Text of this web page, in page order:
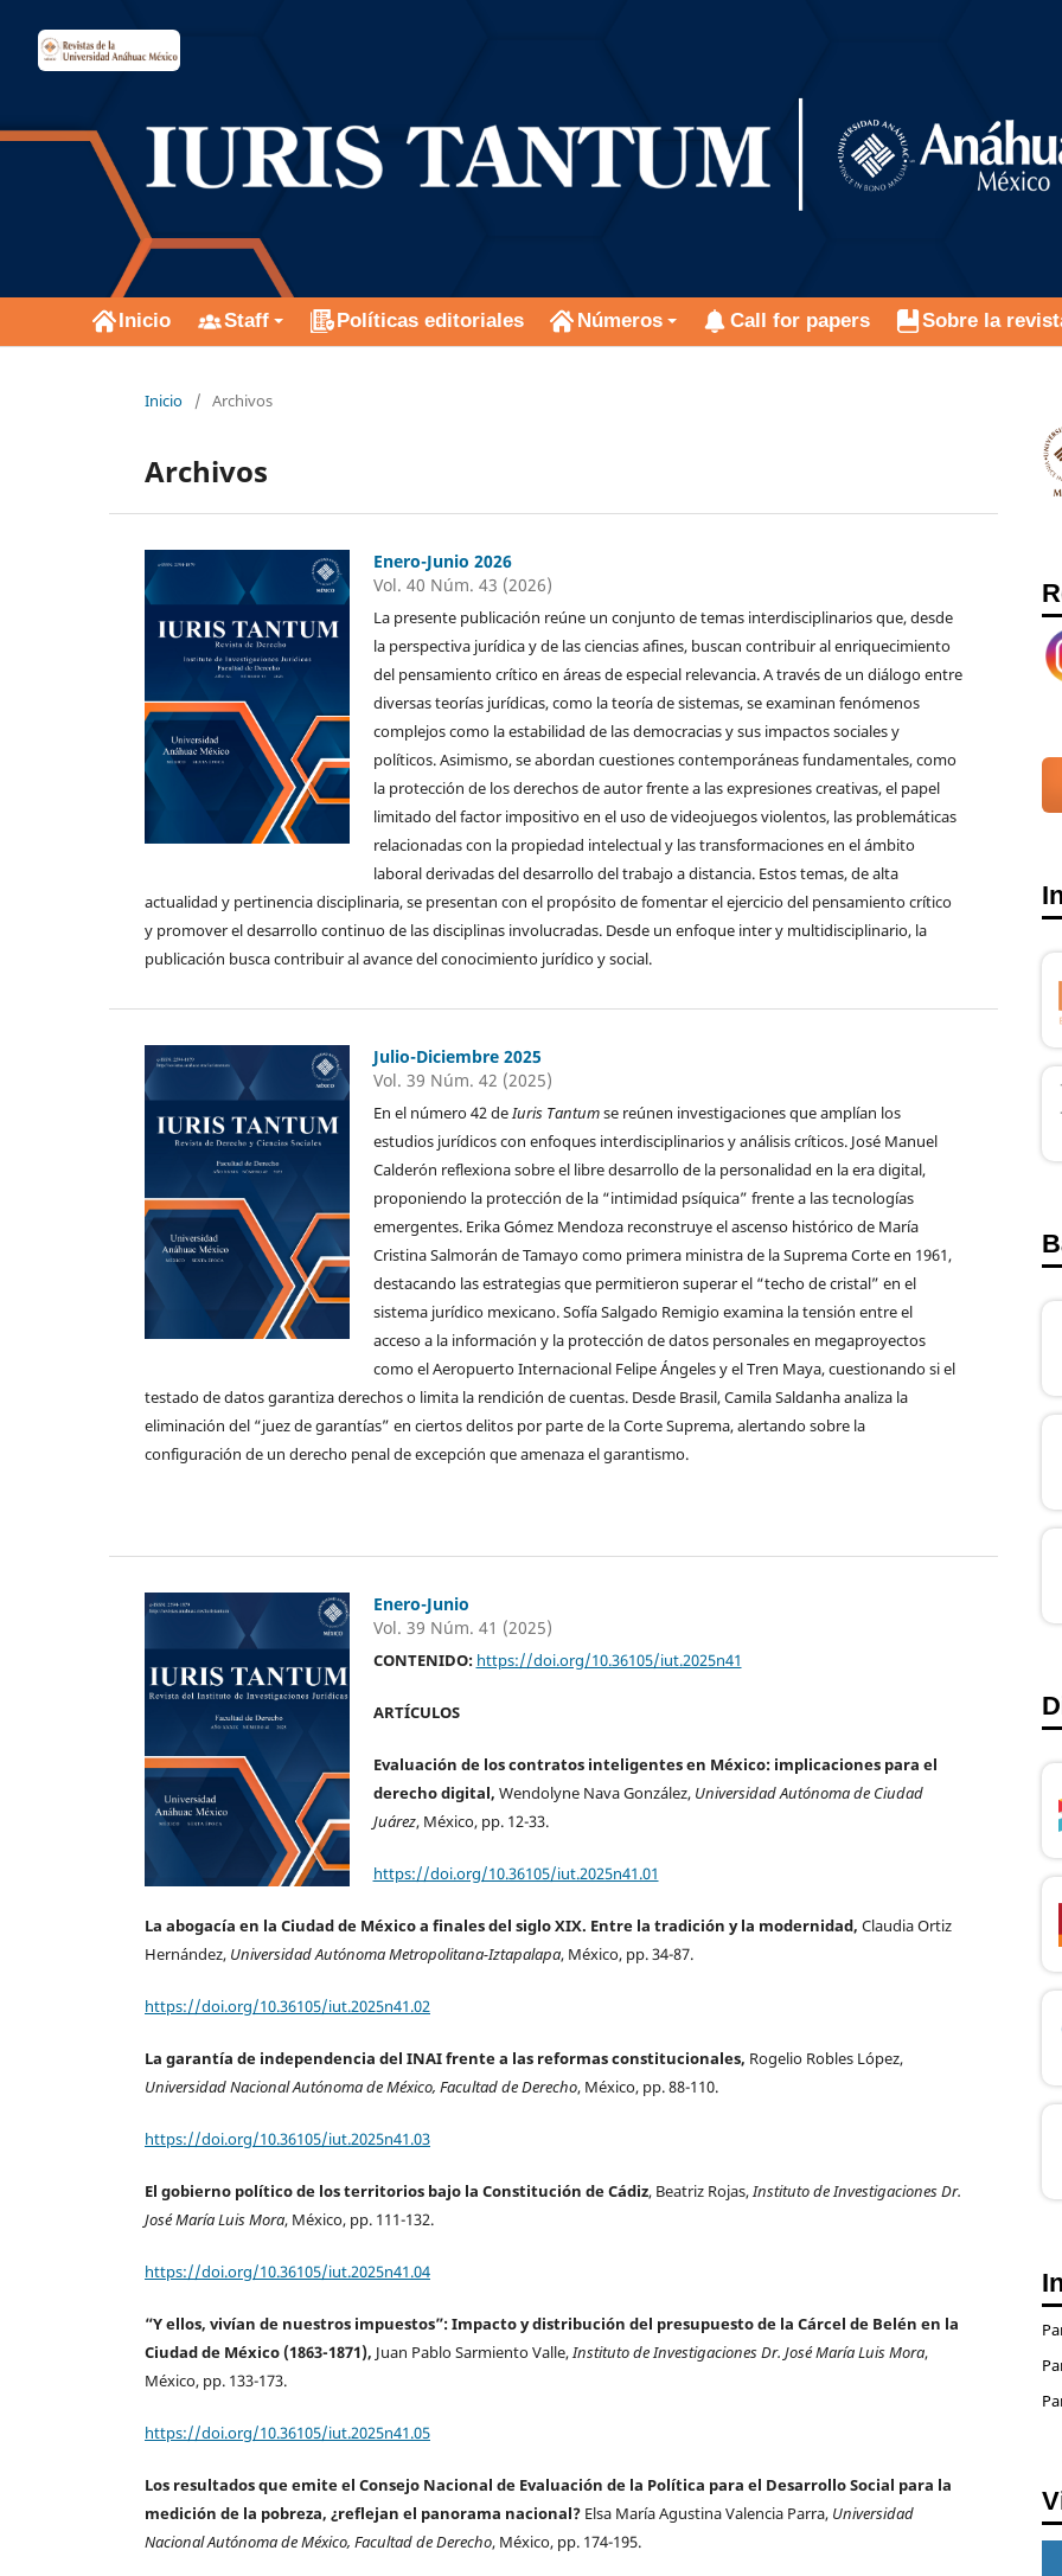
Inicio Staff Políticas editoriales Números Call for papers Sobre la
Inicio / Archivos
Archivos
Enero-Junio 2026
Vol. 40 Núm. 43 (2026)
La presente publicación reúne un conjunto de temas interdisciplinarios que, desde
la perspectiva jurídica y de las ciencias afines, buscan contribuir al enriquecimiento
del pensamiento crítico en áreas de especial relevancia. A través de un diálogo entre
diversas teorías jurídicas, como la teoría de sistemas, se examinan fenómenos
complejos como la estabilidad de las democracias y sus impactos sociales y
políticos. Asimismo, se abordan cuestiones contemporáneas fundamentales, como
la protección de los derechos de autor frente a las expresiones creativas, el papel
limitado del factor impositivo en el uso de videojuegos violentos, las problemáticas
relacionadas con la propiedad intelectual y las transformaciones en el ámbito
laboral derivadas del desarrollo del trabajo a distancia. Estos temas, de alta
actualidad y pertinencia disciplinaria, se presentan con el propósito de fomentar el ejercicio del pensamiento crítico
y promover el desarrollo continuo de las disciplinas involucradas. Desde un enfoque inter y multidisciplinario, la
publicación busca contribuir al avance del conocimiento jurídico y social.
Julio-Diciembre 2025
Vol. 39 Núm. 42 (2025)
En el número 42 deIuris Tantumse reúnen investigaciones que amplían los
estudios jurídicos con enfoques interdisciplinarios y análisis críticos. José Manuel
Calderón reflexiona sobre el libre desarrollo de la personalidad en la era digital,
proponiendo la protección de la “intimidad psíquica” frente a las tecnologías
emergentes. Erika Gómez Mendoza reconstruye el ascenso histórico de María
Cristina Salmorán de Tamayo como primera ministra de la Suprema Corte en 1961,
destacando las estrategias que permitieron superar el “techo de cristal” en el
sistema jurídico mexicano. Sofía Salgado Remigio examina la tensión entre el
acceso a la información y la protección de datos personales en megaproyectos
como el Aeropuerto Internacional Felipe Ángeles y el Tren Maya, cuestionando si el
testado de datos garantiza derechos o limita la rendición de cuentas. Desde Brasil, Camila Saldanha analiza la
eliminación del “juez de garantías” en ciertos delitos por parte de la Corte Suprema, alertando sobre la
configuración de un derecho penal de excepción que amenaza el garantismo.
Enero-Junio
Vol. 39 Núm. 41 (2025)
CONTENIDO: https://doi.org/10.36105/iut.2025n41
ARTÍCULOS
Evaluación de los contratos inteligentes en México: implicaciones para el
derecho digital, Wendolyne Nava González, Universidad Autónoma de Ciudad
Juárez, México, pp. 12-33.
https://doi.org/10.36105/iut.2025n41.01
La abogacía en la Ciudad de México a finales del siglo XIX. Entre la tradición y la modernidad, Claudia Ortiz
Hernández, Universidad Autónoma Metropolitana-Iztapalapa, México, pp. 34-87.
https://doi.org/10.36105/iut.2025n41.02
La garantía de independencia del INAI frente a las reformas constitucionales, Rogelio Robles López,
Universidad Nacional Autónoma de México, Facultad de Derecho, México, pp. 88-110.
https://doi.org/10.36105/iut.2025n41.03
El gobierno político de los territorios bajo la Constitución de Cádiz, Beatriz Rojas,Instituto de Investigaciones Dr.
José María Luis Mora, México, pp. 111-132.
https://doi.org/10.36105/iut.2025n41.04
“Y ellos, vivían de nuestros impuestos”: Impacto y distribución del presupuesto de la Cárcel de Belén en la
Ciudad de México (1863-1871), Juan Pablo Sarmiento Valle,Instituto de Investigaciones Dr. José María Luis Mora,
México, pp. 133-173.
https://doi.org/10.36105/iut.2025n41.05
Los resultados que emite el Consejo Nacional de Evaluación de la Política para el Desarrollo Social para la
medición de la pobreza, ¿reflejan el panorama nacional? Elsa María Agustina Valencia Parra, Universidad
Nacional Autónoma de México, Facultad de Derecho, México, pp. 174-195.